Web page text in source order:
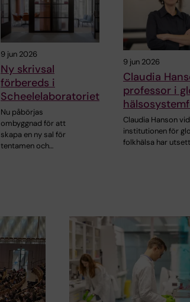
9 jun 2026
Ny skrivsal
förbereds i
Scheelelaboratoriet
Nu påbörjas
ombyggnad för att
skapa en ny sal för
tentamen och…
9 jun 2026
Claudia
professor i
Claudia Hanson vid
institutionen för
folkhälsa har